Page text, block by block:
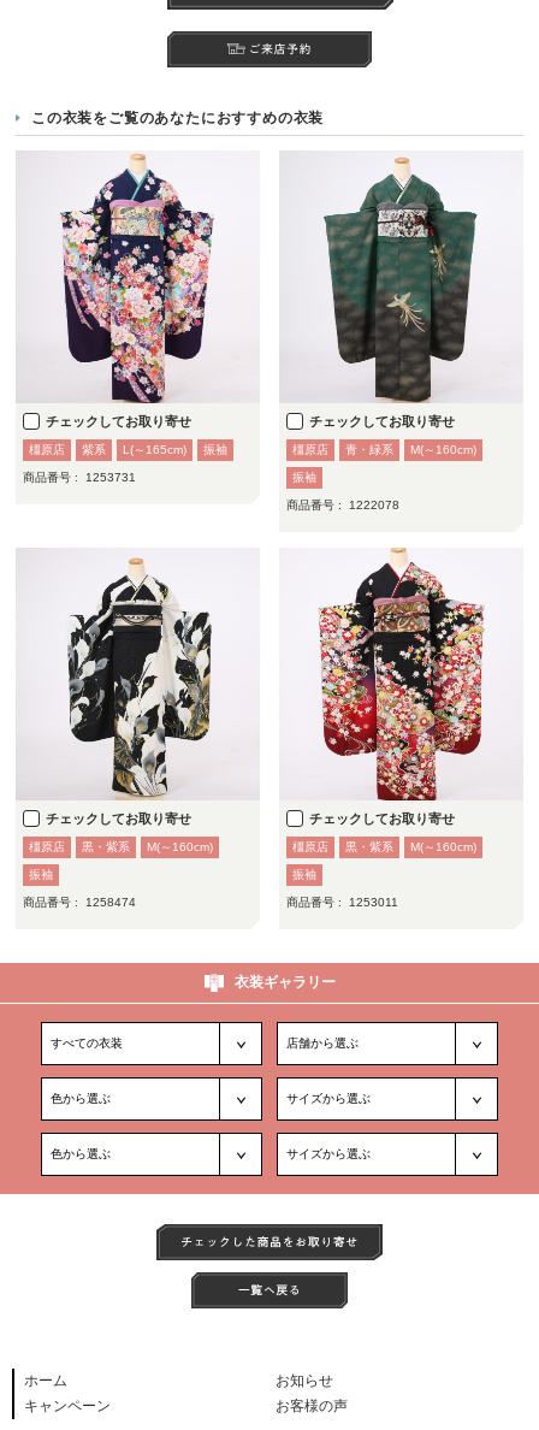
この衣装をご覧のあなたにおすすめの衣装
チェックしてお取り寄せ
橿原店 紫系 L(～165cm) 振袖
商品番号 : 1253731
チェックしてお取り寄せ
橿原店 青・緑系 M(～160cm)
振袖
商品番号 : 1222078
チェックしてお取り寄せ
橿原店 黒・紫系 M(～160cm)
振袖
商品番号 : 1258474
チェックしてお取り寄せ
橿原店 黒・紫系 M(～160cm)
振袖
商品番号 : 1253011
衣装ギャラリー
ホーム
お知らせ
キャンペーン
お客様の声